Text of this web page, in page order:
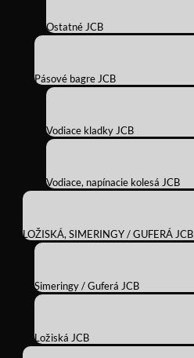
Ostatné JCB
Pásové bagre JCB
Vodiace kladky JCB
Vodiace, napínacie kolesá JCB
LOŽISKÁ, SIMERINGY / GUFERÁ JCB
Simeringy / Guferá JCB
Ložiská JCB